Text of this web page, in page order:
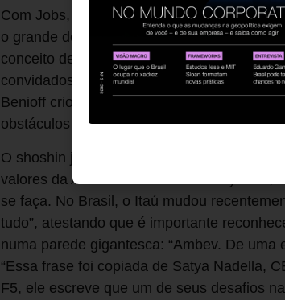
Com Jobs, esse ensinamento começou a
o grande defensor do shoshin é Mark
conceito de mente de principiante na
convidados a esquecer o passado e a
Benioff criou o método V2MOM, sigla que
obstáculos e medidas (MOM). É um
O shoshin já vem sendo institucionalizado
valores da Amazon é “todo dia é day
se faça. No Brasil, o Itaú mudou
tudo”, atestando que é importante
numa parede gigantesca: “Ambev. De
“Essa frase foi copiada de Satya Nadella,
F5, ele escreve que um de seus desafios